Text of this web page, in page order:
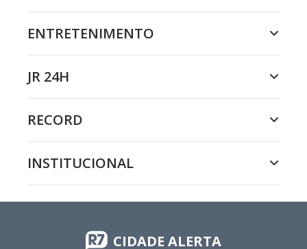
ENTRETENIMENTO
JR 24H
RECORD
INSTITUCIONAL
CIDADE ALERTA